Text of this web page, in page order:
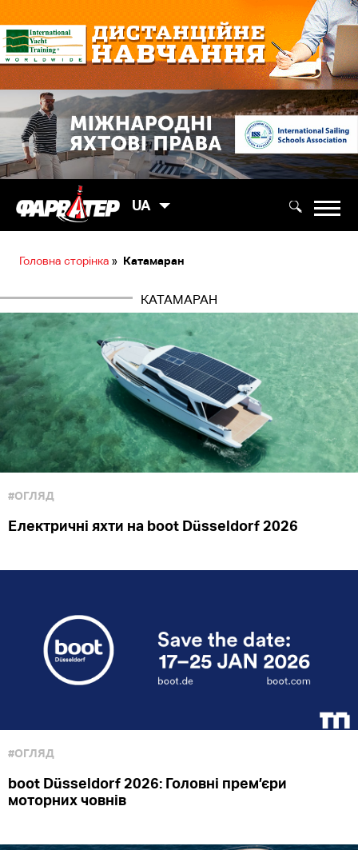
UA
Головна сторінка » Катамаран
КАТАМАРАН
#ОГЛЯД
Електричні яхти на boot Düsseldorf 2026
#ОГЛЯД
boot Düsseldorf 2026: Головні прем’єри
моторних човнів